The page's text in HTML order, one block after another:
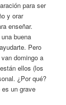
para ser
y orar
enseñar.
buena
Pero
domingo a
ellos (los
¿Por qué?
un grave